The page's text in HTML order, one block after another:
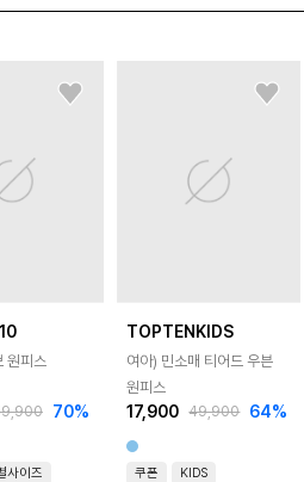
원피스
70%
사이즈
TOPTENKIDS
여아) 민소매 티어드 우븐
원피스
17,900 49,900 64%
쿠폰 KIDS